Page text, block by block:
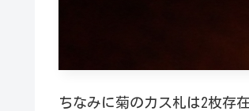
ちなみに菊のカス札は2枚存